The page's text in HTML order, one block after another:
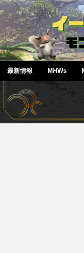
最新情報 MHWs